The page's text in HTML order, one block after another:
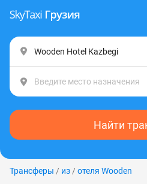
Найти
Трансферы / из / отеля Wooden